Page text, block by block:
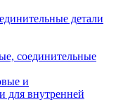
детали
соединительные
и
для внутренней